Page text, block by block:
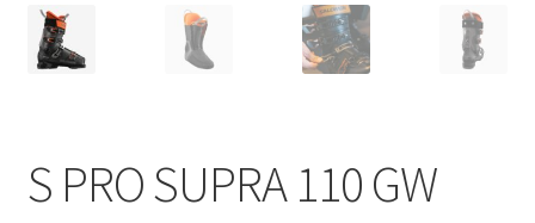
S PRO SUPRA 110 GW